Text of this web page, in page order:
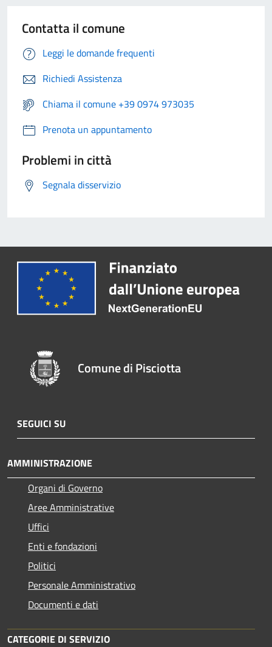
Contatta il comune
Leggi le domande frequenti
Richiedi Assistenza
Chiama il comune +39 0974 973035
Prenota un appuntamento
Problemi in città
Segnala disservizio
Comune di Pisciotta
SEGUICI SU
AMMINISTRAZIONE
Organi di Governo
Aree Amministrative
Uffici
Enti e fondazioni
Politici
Personale Amministrativo
Documenti e dati
CATEGORIE DI SERVIZIO